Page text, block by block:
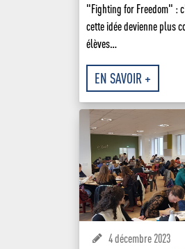
"Fighting for Freedom" :
cette idée devienne plus
élèves…
EN SAVOIR +
4 décembre 2023